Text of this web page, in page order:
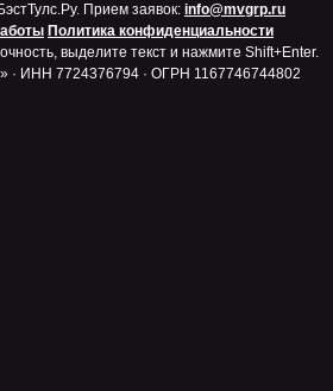
Прием заявок: info@mvgrp.ru
Политика конфиденциальности
выделите текст и нажмите Shift+Enter.
· ИНН 7724376794 · ОГРН 1167746744802